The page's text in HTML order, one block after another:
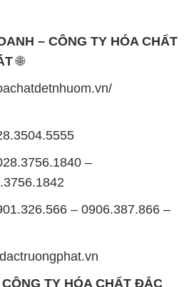
– 0906.387.866 –
TY HÓA CHẤT ĐẮC
Hóa Chất Đắc Trường Phát
sáng: từ 8h đến 11h – Buổi
đến 11h – Buổi chiều: từ